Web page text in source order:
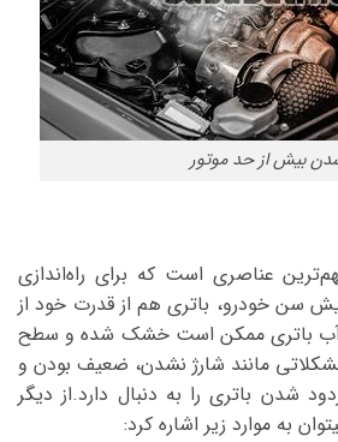
بیش از حد موتور
عناصری است که برای راه‌اندازی
سن خودرو، باتری هم از قدرت خود از
باتری ممکن است خشک شده و سطح
مانند شارژ نشدن، ضعیف بودن و
شدن باتری را به دنبال دارد.از دیگر
به موارد زیر اشاره کرد: